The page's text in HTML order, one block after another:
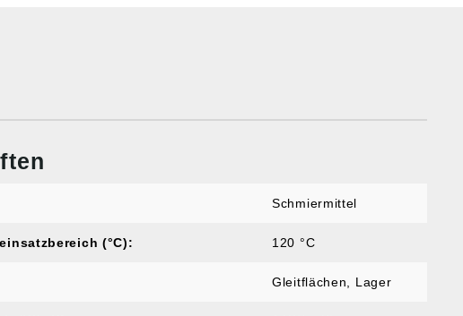
Schmiermittel
(°C): 120 °C
Gleitflächen, Lager